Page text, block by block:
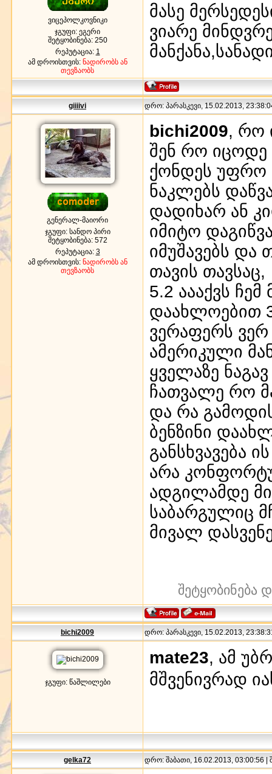
ვიცეპოლკოვნიკი
ჯგუფი: ეგერი
შეტყობინება: 250
რეპუტაცია: 1
ამ დროისთვის: ნადირობს ან
თევზაობს
მასე
ვიარე
giiiivi დრო: პარასკევი, 15.02.2013,
გენერალ-მაიორი
ჯგუფი: სანდო პირი
შეტყობინება: 572
რეპუტაცია: 3
ამ დროისთვის: ნადირობს ან
თევზაობს
bichi2009, რო
შენ რო იცოდე
ქონდეს უფრო
ნაკლებს
დადიხარ ან
იმიტო
იმუშავებს და
თავის თავსაც,
5.2 აააქვს
დაახლოებით
ვერაფერს ვერ
ამერიკული
ყველაზე
ჩათვალე რო
და რა
ბენზინი
განსხვავება
არა
ადგილამდე
საბარგულიც
მივალ
შეტყობინება
bichi2009 დრო: პარასკევი, 15.02.2013,
ჯგუფი: წაშლილები
mate23, ამ
მშვენივრად
gelka72 დრო: შაბათი, 16.02.2013, 03:00:56 |